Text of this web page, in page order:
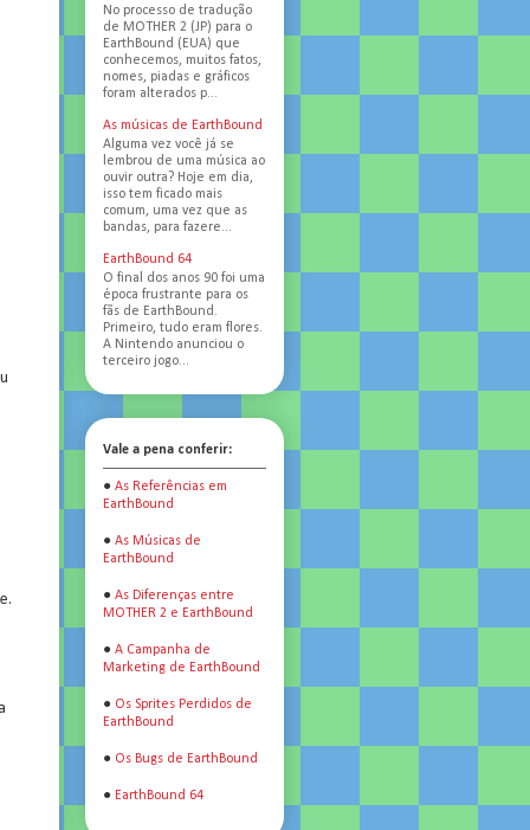
No processo de tradução
de MOTHER 2 (JP) para o
EarthBound (EUA) que
conhecemos, muitos fatos,
nomes, piadas e gráficos
foram alterados p...
As músicas de EarthBound
Alguma vez você já se
lembrou de uma música ao
ouvir outra? Hoje em dia,
isso tem ficado mais
comum, uma vez que as
bandas, para fazere...
EarthBound 64
O final dos anos 90 foi uma
época frustrante para os
fãs de EarthBound.
Primeiro, tudo eram flores.
A Nintendo anunciou o
terceiro jogo...
Vale a pena conferir:
● As Referências em
EarthBound
● As Músicas de
EarthBound
● As Diferenças entre
MOTHER 2 e EarthBound
● A Campanha de
Marketing de EarthBound
● Os Sprites Perdidos de
EarthBound
● Os Bugs de EarthBound
● EarthBound 64